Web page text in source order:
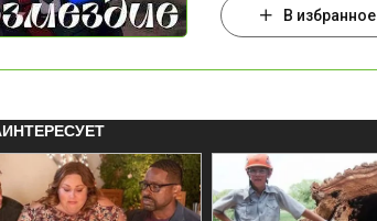
В избранное